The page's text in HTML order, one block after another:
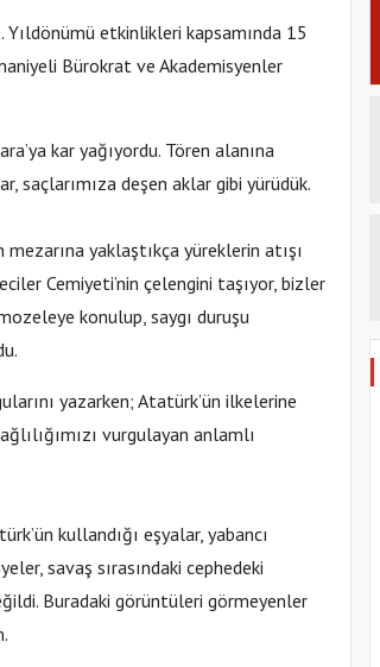
etkinlikleri kapsamında 15
Bürokrat ve Akademisyenler
kar yağıyordu. Tören alanına
saçlarımıza deşen aklar gibi yürüdük.
yaklaştıkça yüreklerin atışı
Cemiyeti’nin çelengini taşıyor, bizler
konulup, saygı duruşu
yazarken; Atatürk’ün ilkelerine
vurgulayan anlamlı
kullandığı eşyalar, yabancı
savaş sırasındaki cephedeki
Buradaki görüntüleri görmeyenler